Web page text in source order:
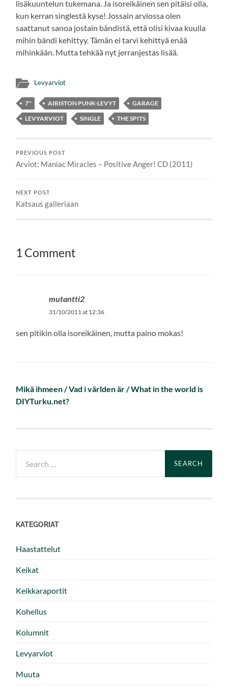
lisäkuuntelun tukemana. Ja isoreikäinen sen pitäisi olla,
kun kerran singlestä kyse! Jossain arviossa olen
saattanut sanoa jostain bändistä, että olisi kivaa kuulla
mihin bändi kehittyy. Tämän ei tarvi kehittyä enää
mihinkään. Mutta tehkää nyt jerranjestas lisää.
Levyarviot
7'' AIRISTON PUNK-LEVYT
GARAGE
LEVYARVIOT
SINGLE THE SPITS
PREVIOUS POST
Arviot: Maniac Miracles – Positive Anger! CD (2011)
NEXT POST
Katsaus galleriaan
1 Comment
mutantti2
31/10/2011 at 12:36
sen pitikin olla isoreikäinen, mutta paino mokas!
Mikä ihmeen / Vad i världen är / What in the world is
DIYTurku.net?
for:
KATEGORIAT
Haastattelut
Keikat
Keikkaraportit
Kohellus
Kolumnit
Levyarviot
Muuta